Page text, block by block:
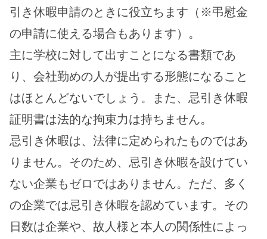
引き休暇申請のときに役立ちます（※弔慰金
の申請に使える場合もあります）。
主に学校に対して出すことになる書類であ
り、会社勤めの人が提出する形態になること
はほとんどないでしょう。また、忌引き休暇
証明書は法的な拘束力は持ちません。
忌引き休暇は、法律に定められたものではあ
りません。そのため、忌引き休暇を設けてい
ない企業もゼロではありません。ただ、多く
の企業では忌引き休暇を認めています。その
日数は企業や、故人様と本人の関係性によっ